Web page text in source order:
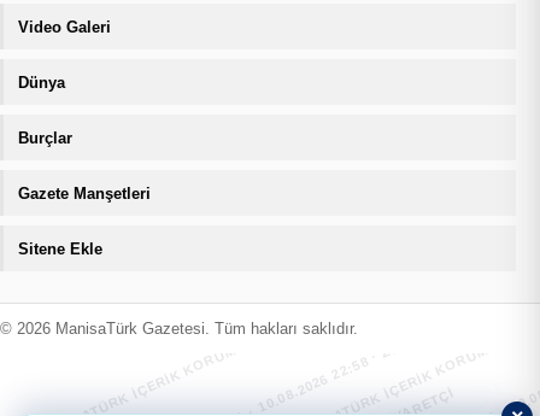
Video Galeri
Dünya
Burçlar
Gazete Manşetleri
Sitene Ekle
© 2026 ManisaTürk Gazetesi. Tüm hakları saklıdır.
MANİSATÜRK İÇERİK KORUMA · 10.08.2026 22:58 · ZIYARETÇI
MANİSATÜRK İÇERİK KORUMA